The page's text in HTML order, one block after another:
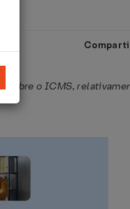
sobre o ICMS,